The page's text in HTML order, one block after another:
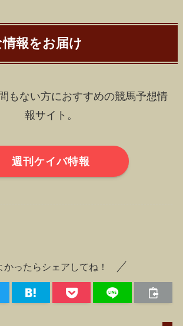
報をお届け
もない方におすすめの競馬予想情
報サイト。
週刊ケイバ特報
かったらシェアしてね！